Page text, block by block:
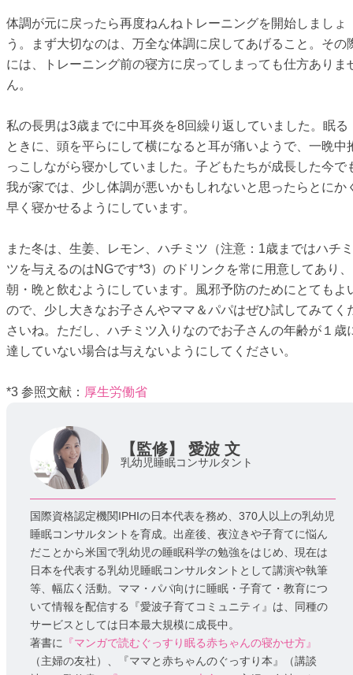
体調が元に戻ったら再度ねんねトレーニングを開始しましょ
う。まず大切なのは、万全な体調に戻してあげること。その
には、トレーニング前の寝方に戻ってしまっても仕方ありま
ん。
私の長男は3歳までに中耳炎を8回繰り返していました。眠る
ときに、頭を平らにして横になると耳が痛いようで、一晩中
っこしながら寝かしていました。子どもたちが成長した今で
我が家では、少し体調が悪いかもしれないと思ったらとにか
早く寝かせるようにしています。
また冬は、生姜、レモン、ハチミツ（注意：1歳まではハチミ
ツを与えるのはNGです*3）のドリンクを常に用意してあり、
朝・晩と飲むようにしています。風邪予防のためにとてもよ
ので、少し大きなお子さんやママ＆パパはぜひ試してみてく
さいね。ただし、ハチミツ入りなのでお子さんの年齢が１歳
達していない場合は与えないようにしてください。
*3 参照文献： 厚生労働省
【監修】 愛波 文
乳幼児睡眠コンサルタント
国際資格認定機関IPHIの日本代表を務め、370人以上の乳幼児
睡眠コンサルタントを育成。出産後、夜泣きや子育てに悩ん
だことから米国で乳幼児の睡眠科学の勉強をはじめ、現在は
日本を代表する乳幼児睡眠コンサルタントとして講演や執筆
等、幅広く活動。ママ・パパ向けに睡眠・子育て・教育につ
いて情報を配信する『愛波子育てコミュニティ』は、同種の
サービスとしては日本最大規模に成長中。
著書に
『マンガで読むぐっすり眠る赤ちゃんの寝かせ方』
（主婦の友社）、『ママと赤ちゃんのぐっすり本』（講談